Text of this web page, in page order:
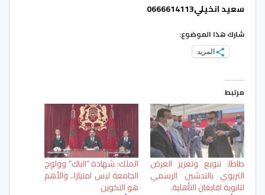
سعيد انخيلي0666614113
شارك هذا الموضوع:
المزيد
مرتبط
طاطا: تنويع وتعزيز العرض
التربوي بالتدشين الرسمي
لتانوية اقايغان التأهلية.
الملك: شهادة “الباك” وولوج
الجامعة ليس امتيازا.. والأهم
هو التكوين